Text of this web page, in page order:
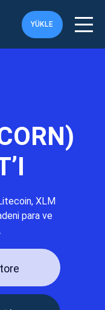
YÜKLE
XLM
para ve